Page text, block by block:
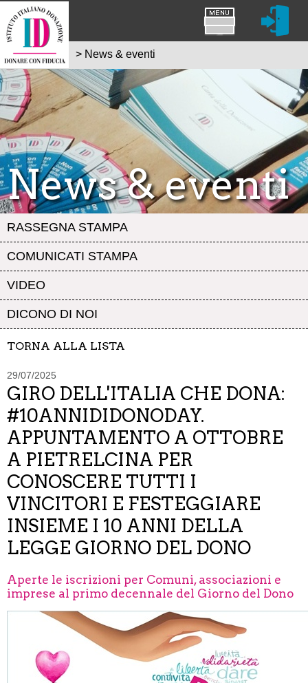
News & eventi
RASSEGNA STAMPA
COMUNICATI STAMPA
VIDEO
DICONO DI NOI
> News & eventi
TORNA ALLA LISTA
29/07/2025
GIRO DELL'ITALIA CHE DONA:
#10ANNIDIDONODAY.
APPUNTAMENTO A OTTOBRE
A PIETRELCINA PER
CONOSCERE TUTTI I
VINCITORI E FESTEGGIARE
INSIEME I 10 ANNI DELLA
LEGGE GIORNO DEL DONO
Aperte le iscrizioni per Comuni, associazioni e
imprese al primo decennale del Giorno del Dono